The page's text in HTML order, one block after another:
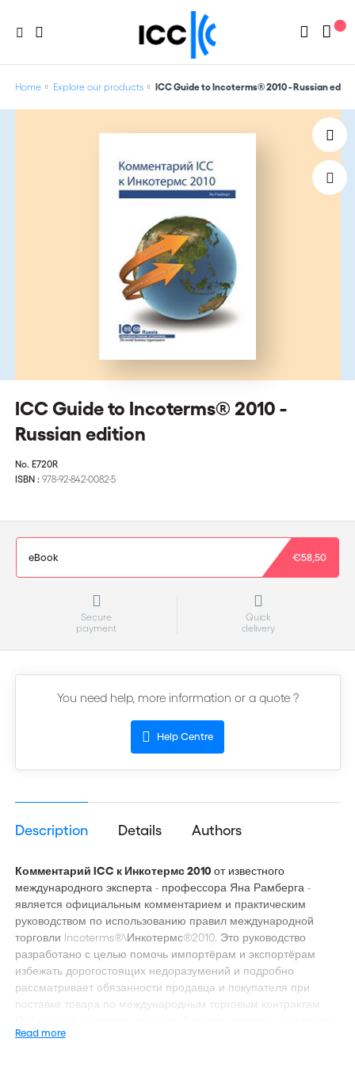
Home Explore our products ICC Guide to Incoterms® 2010 - Russian
ICC Guide to Incoterms® 2010 -
Russian edition
No. E720R
ISBN : 978-92-842-0082-5
eBook €58,50
Secure
payment
Quick
delivery
You need help, more information or a quote ?
Help Centre
Description Details Authors
Комментарий ICC к Инкотермс 2010 от известного
международного эксперта - профессора Яна Рамберга -
является официальным комментарием и практическим
руководством по использованию правил международной
торговли Incoterms®\Инкотермс®2010. Это руководство
разработано с целью помочь импортёрам и экспортёрам
избежать дорогостоящих недоразумений и подробно
рассматривает обязанности продавца и покупателя при
поставке товара по международным торговым контрактам.
Инкотермс, а также диаграммы и иллюстрации, призванные
Read more